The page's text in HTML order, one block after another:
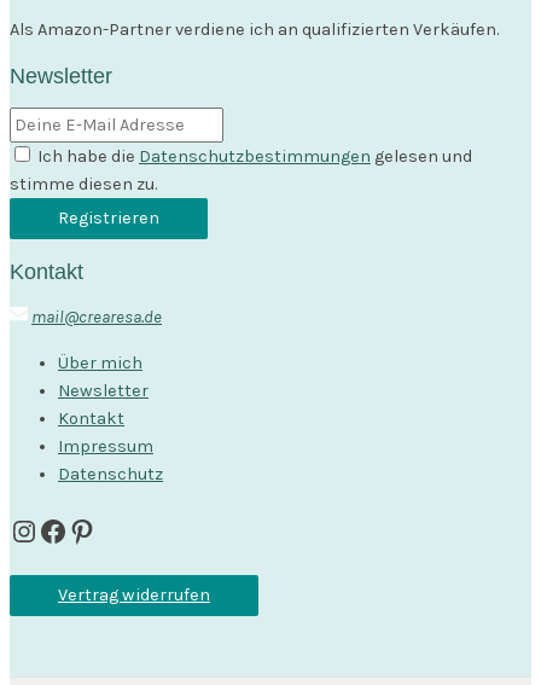
Als Amazon-Partner verdiene ich an qualifizierten Verkäufen.
Newsletter
Ich habe die Datenschutzbestimmungen gelesen und
stimme diesen zu.
Kontakt
mail@crearesa.de
Über mich
Newsletter
Kontakt
Impressum
Datenschutz
Instagram
Facebook
Pinterest
Vertrag widerrufen